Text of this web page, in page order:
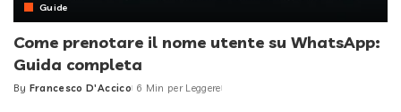
Guide
Come prenotare il nome utente su WhatsApp:
Guida completa
Posted
By Francesco D'Accico 6 Min per Leggere